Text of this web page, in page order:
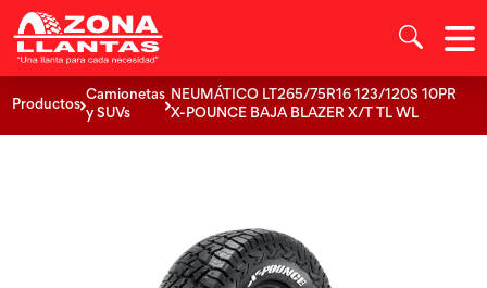
Productos
Camionetas
y SUVs
NEUMÁTICO LT265/75R16 123/120S 10PR
X-POUNCE BAJA BLAZER X/T TL WL